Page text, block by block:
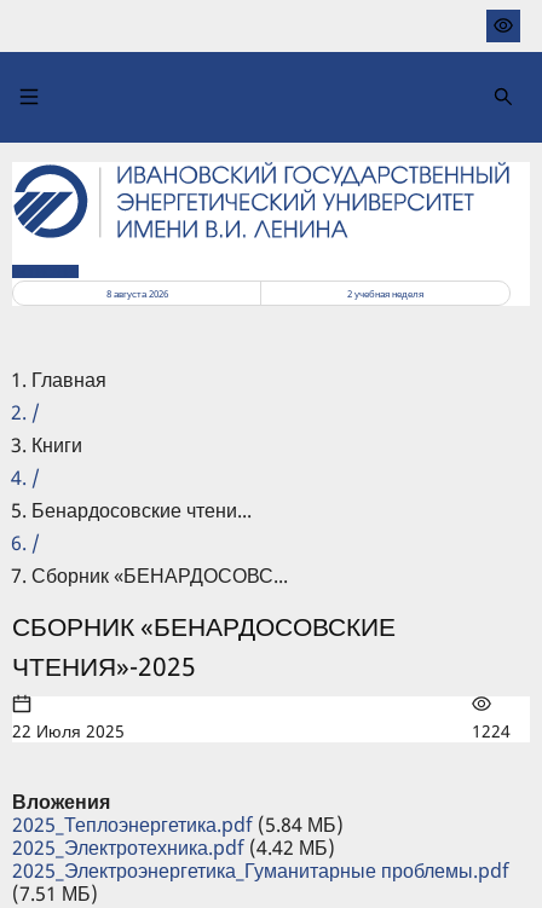
основному
8 августа 2026
2учебная неделя
Главная
/
Книги
/
Бенардосовские чтени...
/
Сборник «БЕНАРДОСОВС...
СБОРНИК «БЕНАРДОСОВСКИЕ
ЧТЕНИЯ»-2025
22 Июля 2025 1224
Вложения
2025_Теплоэнергетика.pdf (5.84 МБ)
2025_Электротехника.pdf (4.42 МБ)
2025_Электроэнергетика_Гуманитарные проблемы.pdf
(7.51 МБ)